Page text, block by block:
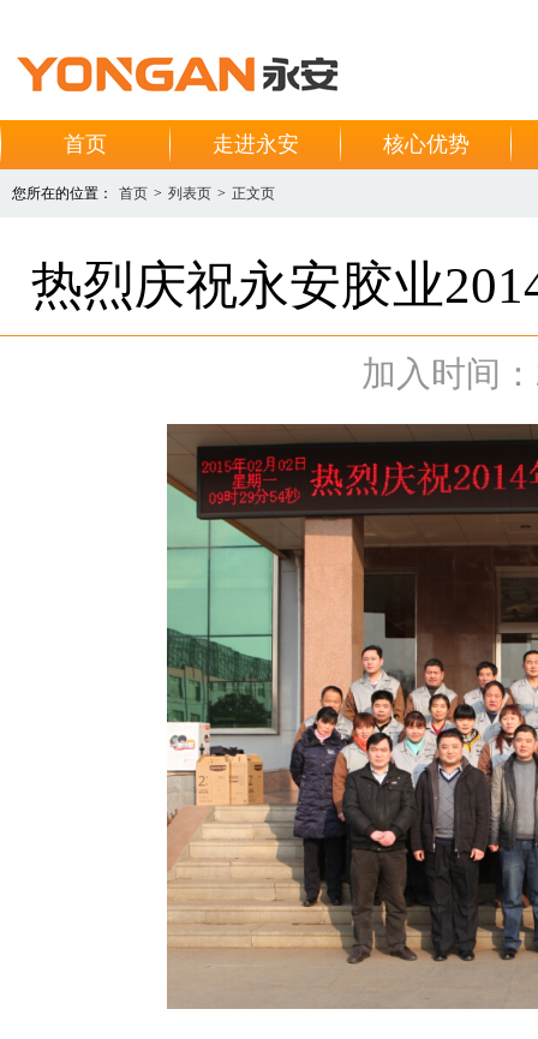
首页 走进永安 核心优势
您所在的位置： 首页 > 列表页 > 正文页
热烈庆祝永安胶业
加入时间